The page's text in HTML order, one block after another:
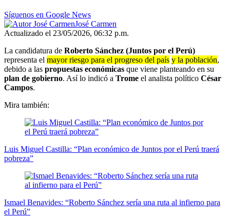
Síguenos en Google News
José Carmen
Actualizado el 23/05/2026, 06:32 p.m.
La candidatura de Roberto Sánchez (Juntos por el Perú)
representa el mayor riesgo para el progreso del país y la población,
debido a las propuestas económicas que viene planteando en su
plan de gobierno. Así lo indicó a Trome el analista político César
Campos.
Mira también:
Luis Miguel Castilla: “Plan económico de Juntos por el Perú traerá
pobreza”
Ismael Benavides: “Roberto Sánchez sería una ruta al infierno para
el Perú”